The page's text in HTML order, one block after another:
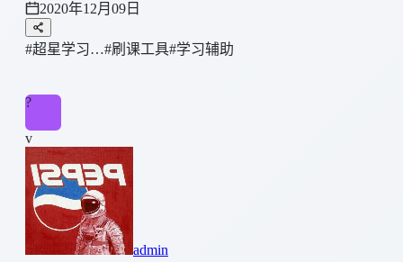
2020年12月09日
#超星学习…#刷课工具#学习辅助
?
v
admin